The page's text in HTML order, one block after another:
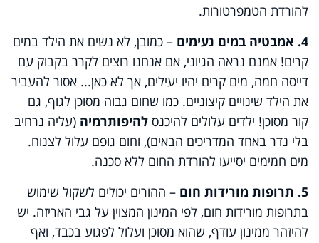
להורדת הטמפרטורות.
4. אמבטיה במים נעימים
– כמובן, לא נשים את הילד במים
קרים! אמנם נראה הגיוני, אם אנחנו רוצים לקרר בקבוק עם
דייסה חמה, מים קרים יהיו יעילים, אך לא כאן... אסור להעביר
את הילד שינויים קיצוניים. כמו שחום גבוה מסוכן לגוף, גם
קור מסוכן! ילדים עלולים להיכנס להיפותרמיה (עליה נרחיב
בלי נדר באחד המדריכים הבאים), וחום גופם עלול לצנוח.
מים חמימים יסייעו להורדת החום ללא סכנה.
5. תרופות מורידות חום
– ההורים יכולים לשקול שימוש
בתרופות מורידות חום, לפי המינון המצוין על גבי האריזה. יש
להיזהר ממינון עודף, שהוא מסוכן ועלול לפגוע בכבד, ואף